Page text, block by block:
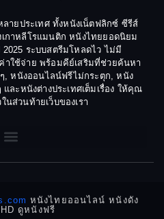
เต้น
ตลกร้าย
DC
สืบสวน
1973
1971
1969
1964
ลายประเทศ ทั้งหนังเน็ตฟลิกซ์ ซีรีส์
กาหลีโรแมนติก หนังไทยยอดนิยม
ระบบสตรีมโหลดไว ไม่มี
ใช้จ่าย พร้อมคีย์เสริมที่ช่วยค้นหา
, หนังออนไลน์ฟรีไม่กระตุก, หนัง
ละหนังต่างประเทศเต็มเรื่อง ให้คุณ
ส่วนท้ายเว็บของเรา
หนังไทยออนไลน์ หนังดัง
ดูหนังฟรี